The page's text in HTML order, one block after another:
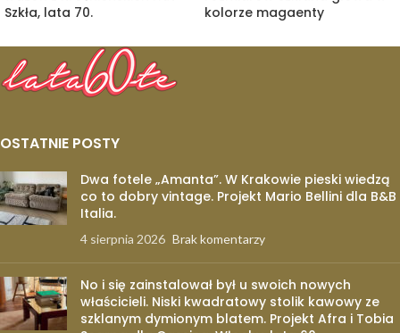
Szkła, lata 70.
kolorze magaenty
OSTATNIE POSTY
Dwa fotele „Amanta”. W Krakowie pieski wiedzą
co to dobry vintage. Projekt Mario Bellini dla B&B
Italia.
4 sierpnia 2026 Brak komentarzy
No i się zainstalował był u swoich nowych
właścicieli. Niski kwadratowy stolik kawowy ze
szklanym dymionym blatem. Projekt Afra i Tobia